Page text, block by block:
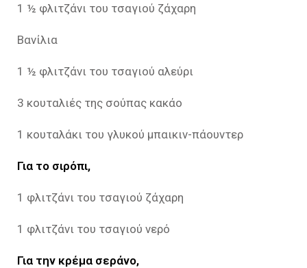
1 ½ φλιτζάνι του τσαγιού ζάχαρη
Βανίλια
1 ½ φλιτζάνι του τσαγιού αλεύρι
3 κουταλιές της σούπας κακάο
1 κουταλάκι του γλυκού μπαικιν-πάουντερ
Για το σιρόπι,
1 φλιτζάνι του τσαγιού ζάχαρη
1 φλιτζάνι του τσαγιού νερό
Για την κρέμα σεράνο,